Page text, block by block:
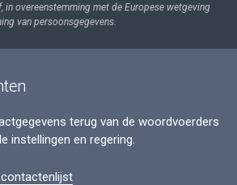
in overeenstemming met de Europese wetgeving
van persoonsgegevens.
terug van de woordvoerders
instellingen en regering.
contactenlijst